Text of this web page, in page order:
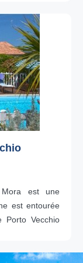
est une
est entourée
Porto Vecchio